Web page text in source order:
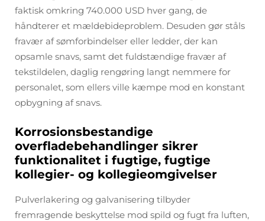
faktisk omkring 740.000 USD hver gang, de
håndterer et mældebideproblem. Desuden gør ståls
fravær af sømforbindelser eller ledder, der kan
opsamle snavs, samt det fuldstændige fravær af
tekstildelen, daglig rengøring langt nemmere for
personalet, som ellers ville kæmpe mod en konstant
opbygning af snavs.
Korrosionsbestandige
overfladebehandlinger sikrer
funktionalitet i fugtige, fugtige
kollegier- og kollegieomgivelser
Pulverlakering og galvanisering tilbyder
fremragende beskyttelse mod spild og fugt fra luften,